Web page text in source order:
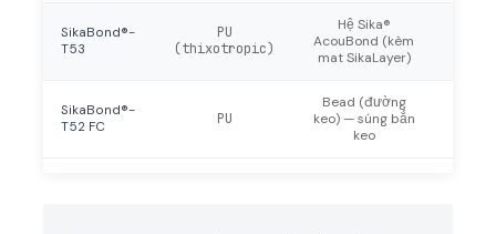
SikaBond®-
T53
PU
(thixotropic)
Hệ Sika®
AcouBond (kèm
mat SikaLayer)
SikaBond®-
T52 FC
PU
Bead (đường
keo) — súng bắn
keo